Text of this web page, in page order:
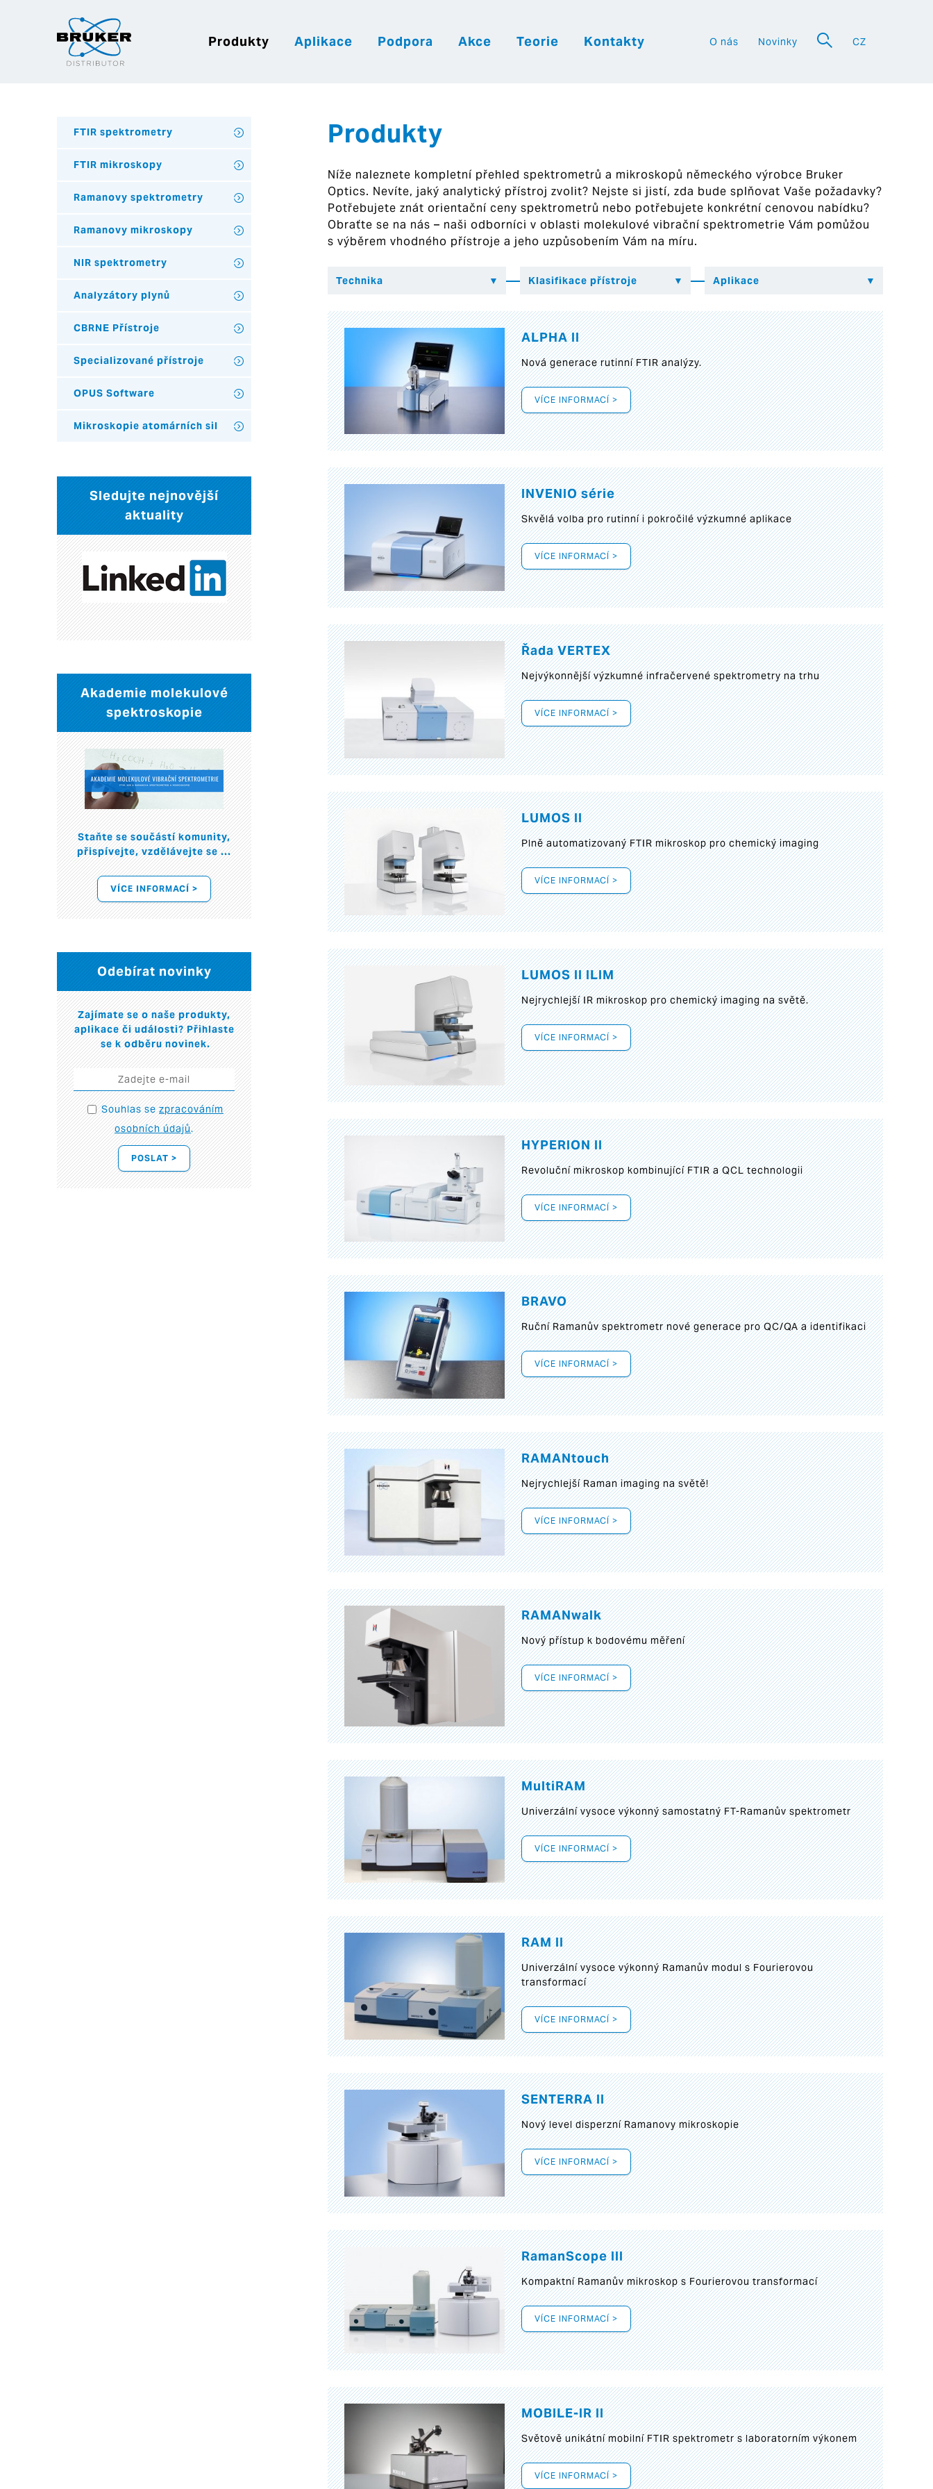
Produkty Aplikace Podpora Akce Teorie Kontakty O nás Novinky CZ
Produkty
Níže naleznete kompletní přehled spektrometrů a mikroskopů německého výrobce Bruker
Optics. Nevíte, jaký analytický přístroj zvolit? Nejste si jistí, zda bude splňovat Vaše požadavky?
Potřebujete znát orientační ceny spektrometrů nebo potřebujete konkrétní cenovou nabídku?
Obraťte se na nás – naši odborníci v oblasti molekulové vibrační spektrometrie Vám pomůžou
s výběrem vhodného přístroje a jeho uzpůsobením Vám na míru.
ALPHA II
Nová generace rutinní FTIR analýzy.
VÍCE INFORMACÍ >
INVENIO série
Skvělá volba pro rutinní i pokročilé výzkumné aplikace
VÍCE INFORMACÍ >
Řada VERTEX
Nejvýkonnější výzkumné infračervené spektrometry na trhu
VÍCE INFORMACÍ >
LUMOS II
Plně automatizovaný FTIR mikroskop pro chemický imaging
VÍCE INFORMACÍ >
LUMOS II ILIM
Nejrychlejší IR mikroskop pro chemický imaging na světě.
VÍCE INFORMACÍ >
HYPERION II
Revoluční mikroskop kombinující FTIR a QCL technologii
VÍCE INFORMACÍ >
BRAVO
Ruční Ramanův spektrometr nové generace pro QC/QA a identifikaci
VÍCE INFORMACÍ >
RAMANtouch
Nejrychlejší Raman imaging na světě!
VÍCE INFORMACÍ >
RAMANwalk
Nový přístup k bodovému měření
VÍCE INFORMACÍ >
MultiRAM
Univerzální vysoce výkonný samostatný FT-Ramanův spektrometr
VÍCE INFORMACÍ >
RAM II
Univerzální vysoce výkonný Ramanův modul s Fourierovou
transformací
VÍCE INFORMACÍ >
SENTERRA II
Nový level disperzní Ramanovy mikroskopie
VÍCE INFORMACÍ >
RamanScope III
Kompaktní Ramanův mikroskop s Fourierovou transformací
VÍCE INFORMACÍ >
MOBILE-IR II
Světově unikátní mobilní FTIR spektrometr s laboratorním výkonem
VÍCE INFORMACÍ >
FTIR spektrometry
FTIR mikroskopy
Ramanovy spektrometry
Ramanovy mikroskopy
NIR spektrometry
Analyzátory plynů
CBRNE Přístroje
Specializované přístroje
OPUS Software
Mikroskopie atomárních sil
Sledujte nejnovější
aktuality
Akademie molekulové
spektroskopie
Staňte se součástí komunity,
přispívejte, vzdělávejte se ...
VÍCE INFORMACÍ >
Odebírat novinky
Zajímate se o naše produkty,
aplikace či události? Přihlaste
se k odběru novinek.
Souhlas sezpracováním
osobních údajů.
POSLAT >